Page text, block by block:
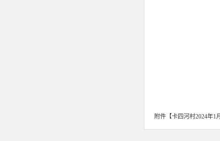
附件【卡四河村2024年1